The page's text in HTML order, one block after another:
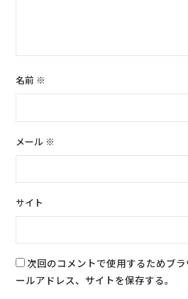
名前 ※
メール ※
サイト
次回のコメントで使用するためブ
ールアドレス、サイトを保存する。